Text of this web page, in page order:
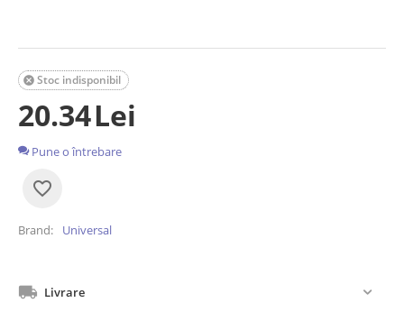
Stoc indisponibil

20.34Lei
Pune o întrebare
Brand Universal
Livrare